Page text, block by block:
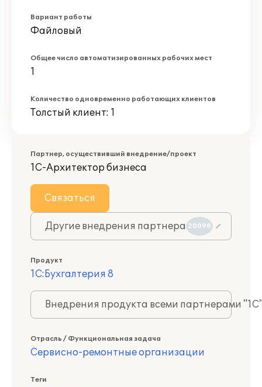
Вариант работы
Файловый
Общее число автоматизированных рабочих мест
1
Количество одновременно работающих клиентов
Толстый клиент: 1
Партнер, осуществивший внедрение/проект
1С-Архитектор бизнеса
Связаться
Другие внедрения партнера 20098
Продукт
1С:Бухгалтерия 8
Внедрения продукта всеми партнерами
Отрасль / Функциональная задача
Сервисно-ремонтные организации
Теги